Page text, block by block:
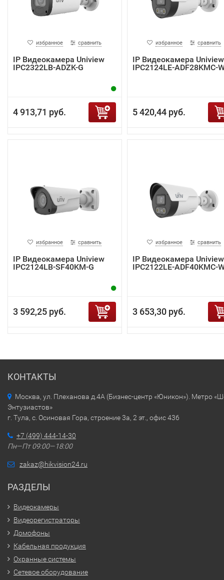
избранное сравнить
IP Видеокамера Uniview
IPC2322LB-ADZK-G
4 913,71 руб.
избранное сравнить
IP Видеокамера Uniview
IPC2124LE-ADF28KMC-
5 420,44 руб.
избранное сравнить
IP Видеокамера Uniview
IPC2124LB-SF40KM-G
3 592,25 руб.
избранное сравнить
IP Видеокамера Uniview
IPC2122LE-ADF40KMC-
3 653,30 руб.
КОНТАКТЫ
Москва, ул. Плеханова д.4А (Бизнес-центр «Юникон»). Метро
Энтузиастов»
г. Тула, с. Осиновая Гора, строение 3а, 2 эт., офис 436
+7 (499) 444-14-30
Пн—Пт 09:00—18:00
zakaz@hikvision24.ru
РАЗДЕЛЫ
Видеокамеры
Видеорегистраторы
Домофоны
Кабельная продукция
Охранные системы
Сетевое оборудование